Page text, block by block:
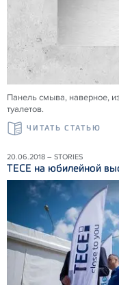
Панель смыва, наверное,
туалетов.
ЧИТАТЬ СТАТЬЮ
20.06.2018 – STORIES
ТЕСЕ на юбилейной